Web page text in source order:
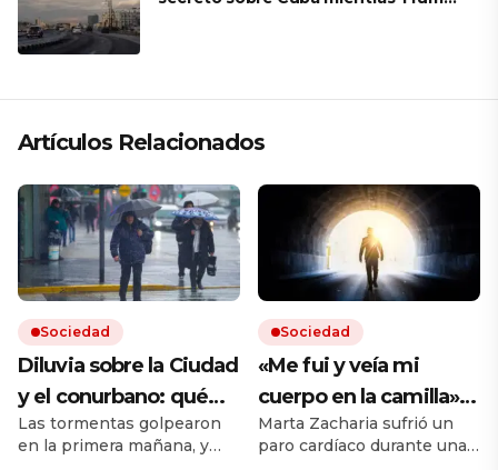
Artículos Relacionados
Sociedad
Diluvia sobre la Ciudad
y el conurbano: qué
dice el pronóstico para
las próximas horas
Las tormentas golpearon
en la primera mañana, y
Sociedad
«Me fui y veía mi
cuerpo en la camilla»:
vivió un caso similar al
de Víctor Sueiro y la
Marta Zacharia sufrió un
paro cardíaco durante una